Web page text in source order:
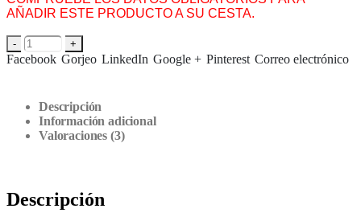
AÑADIR ESTE PRODUCTO A SU CESTA.
- +
Facebook Gorjeo LinkedIn Google + Pinterest Correo electrónico
Descripción
Información adicional
Valoraciones (3)
Descripción